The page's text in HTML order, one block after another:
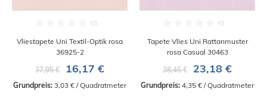
Vliestapete Uni Textil-Optik rosa
36925-2
37,95 €
16,17 €
Grundpreis: 3,03 € / Quadratmeter
Tapete Vlies Uni Rattanmuster
rosa Casual 30463
38,45 €
23,18 €
Grundpreis: 4,35 € / Quadratmeter